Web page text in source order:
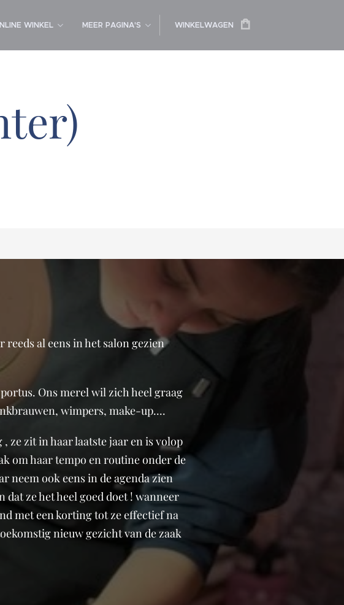
WINKEL MEER PAGINA'S WINKELWAGEN
al eens in het salon gezien
Ons merel wil zich heel graag
wimpers, make-up....
ze zit in haar laatste jaar en is volop
om haar tempo en routine onder de
neem ook eens in de agenda zien
ze het heel goed doet ! wanneer
met een korting tot ze effectief na
nieuw gezicht van de zaak